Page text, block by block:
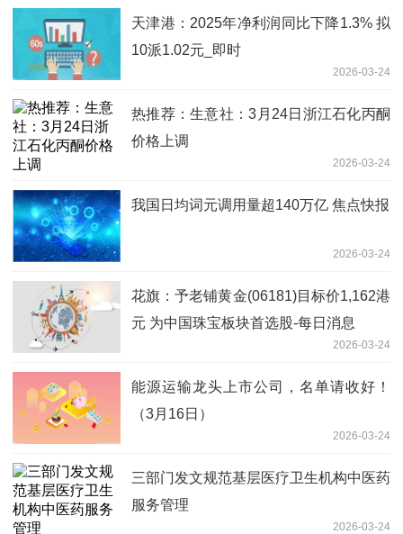
天津港：2025年净利润同比下降1.3% 拟
10派1.02元_即时
2026-03-24
热推荐：生意社：3月24日浙江石化丙酮
价格上调
2026-03-24
我国日均词元调用量超140万亿 焦点快报
2026-03-24
花旗：予老铺黄金(06181)目标价1,162港
元 为中国珠宝板块首选股-每日消息
2026-03-24
能源运输龙头上市公司，名单请收好！
（3月16日）
2026-03-24
三部门发文规范基层医疗卫生机构中医药
服务管理
2026-03-24